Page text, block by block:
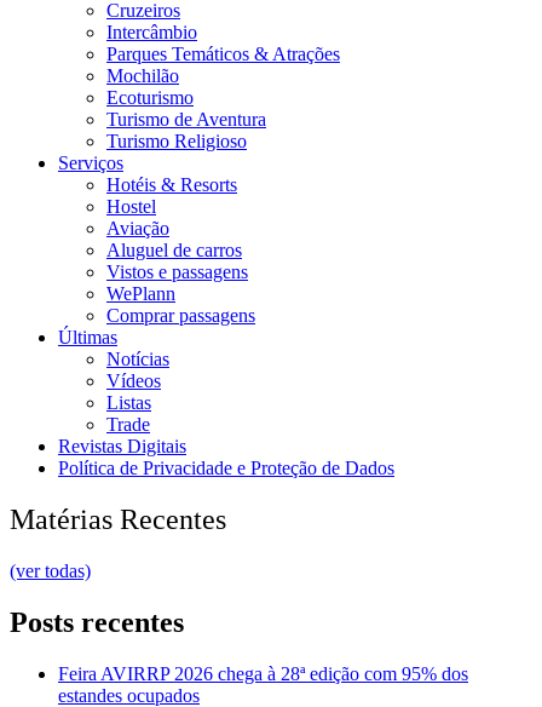
Cruzeiros
Intercâmbio
Parques Temáticos & Atrações
Mochilão
Ecoturismo
Turismo de Aventura
Turismo Religioso
Serviços
Hotéis & Resorts
Hostel
Aviação
Aluguel de carros
Vistos e passagens
WePlann
Comprar passagens
Últimas
Notícias
Vídeos
Listas
Trade
Revistas Digitais
Política de Privacidade e Proteção de Dados
Matérias Recentes
(ver todas)
Posts recentes
Feira AVIRRP 2026 chega à 28ª edição com 95% dos
estandes ocupados